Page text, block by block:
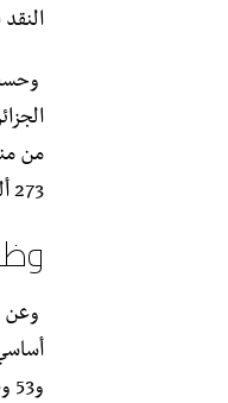
273 ألف و875 وظيفة منها 43 بالمائة في قطاع الخدمات.